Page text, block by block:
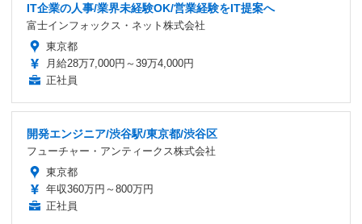
IT企業の人事/業界未経験OK/営業経験をIT提案へ
富士インフォックス・ネット株式会社
東京都
月給28万7,000円～39万4,000円
正社員
開発エンジニア/渋谷駅/東京都/渋谷区
フューチャー・アンティークス株式会社
東京都
年収360万円～800万円
正社員